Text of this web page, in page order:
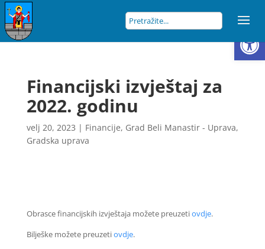
Financijski izvještaj za
2022. godinu
velj 20, 2023 | Financije, Grad Beli Manastir - Uprava,
Gradska uprava
Obrasce financijskih izvještaja možete preuzetiovdje.
Bilješke možete preuzetiovdje.